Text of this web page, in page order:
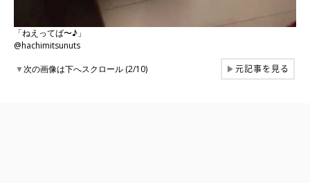
「ねえってば〜♪」
@hachimitsunuts
▼次の画像は下へスクロール (2/10) ▶元記事を見る